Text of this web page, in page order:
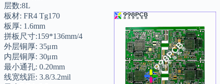
层数:8L
板材: FR4 Tg170
板厚: 1.6mm
拼板尺寸:159*136mm/4
外层铜厚: 35μm
内层铜厚: 30μm
最小通孔: 0.20mm
线宽线距: 3.8/3.2mil